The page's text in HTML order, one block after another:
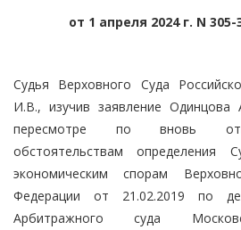
от 1 апреля 2024 г. N 305-
Судья Верховного Суда
И.В., изучив заявление Одинцова
пересмотре по вновь
обстоятельствам определения
экономическим спорам
Федерации от 21.02.2019 по
Арбитражного суда